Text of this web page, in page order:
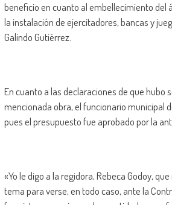
beneficio en cuanto al embellecimiento del
la instalación de ejercitadores, bancas y
Galindo Gutiérrez.
En cuanto a las declaraciones de que hubo
mencionada obra, el funcionario municipal
pues el presupuesto fue aprobado por la
«Yo le digo a la regidora, Rebeca Godoy,
tema para verse, en todo caso, ante la